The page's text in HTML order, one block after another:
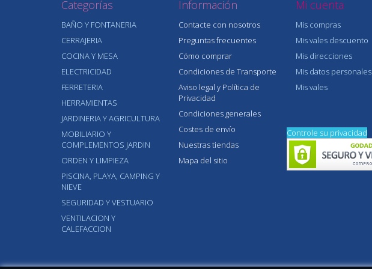
Categorías
BAÑO Y FONTANERIA
CERRAJERIA
COCINA Y MESA
ELECTRICIDAD
FERRETERIA
HERRAMIENTAS
JARDINERIA Y AGRICULTURA
MOBILIARIO Y
COMPLEMENTOS JARDIN
ORDEN Y LIMPIEZA
PISCINA, PLAYA, CAMPING Y
NIEVE
SEGURIDAD Y VESTUARIO
VENTILACION Y
CALEFACCION
Información
Contacte con nosotros
Preguntas frecuentes
Cómo comprar
Condiciones de Transporte
Aviso legal y Política de
Privacidad
Condiciones generales
Costes de envío
Nuestras tiendas
Mapa del sitio
Mi cuenta
Mis compras
Mis vales descuento
Mis direcciones
Mis datos personales
Mis vales
Controle su privacidad